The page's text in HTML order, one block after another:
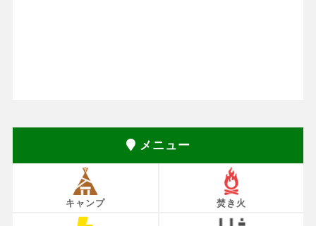
メニュー
キャンプ 焚き火